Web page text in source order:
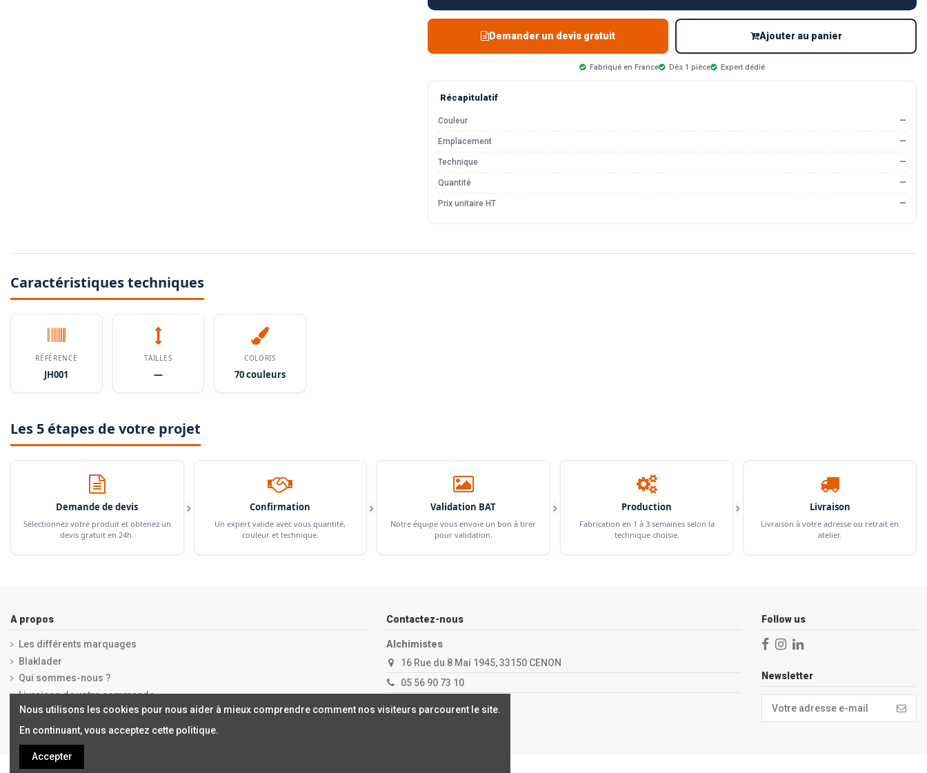
Demander un devis gratuit Ajouter au panier
Fabriqué en France Dès 1 pièce Expert dédié
Récapitulatif
Couleur —
Emplacement —
Technique —
Quantité —
Prix unitaire HT —
Caractéristiques techniques
RÉFÉRENCE
JH001
TAILLES
—
COLORIS
70 couleurs
Les 5 étapes de votre projet
Demande de devis
Sélectionnez votre produit et obtenez un
devis gratuit en 24h.
› Confirmation
Un expert valide avec vous quantité,
couleur et technique.
› Validation BAT
Notre équipe vous envoie un bon à tirer
pour validation.
› Production
Fabrication en 1 à 3 semaines selon la
technique choisie.
› Livraison
Livraison à votre adresse ou retrait en
atelier.
A propos
Les différents marquages
Blaklader
Qui sommes-nous ?
Livraison de votre commande
Mentions légales
Contactez-nous
Alchimistes
16 Rue du 8 Mai 1945, 33150 CENON
05 56 90 73 10
Follow us
Newsletter
Nous utilisons les cookies pour nous aider à mieux comprendre comment nos visiteurs parcourent le site.
En continuant, vous acceptez cette politique.
Accepter